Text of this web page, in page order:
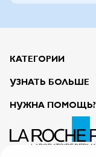
КАТЕГОРИИ
УЗНАТЬ БОЛЬШЕ
НУЖНА ПОМОЩЬ?